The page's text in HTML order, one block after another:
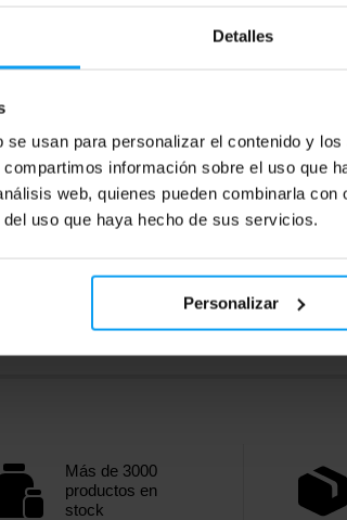
Detalles
usan para personalizar el contenido y
información sobre el uso que
web, quienes pueden combinarla
uso que haya hecho de sus servicios.
Personalizar
hidrolizado.
aislado e
Más de 3000
productos en
stock